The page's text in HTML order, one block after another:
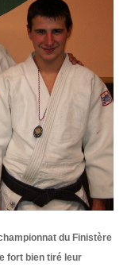
du Finistère
fort bien tiré leur